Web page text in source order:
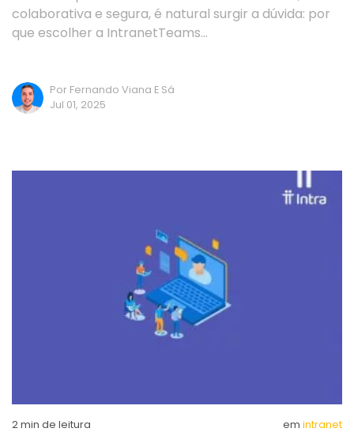
colaborativa e segura, é natural surgir a dúvida: por
que escolher a IntranetTeams…
Por Fernando Viana E Sá
Jul 01, 2025
2min de leitura em intranet